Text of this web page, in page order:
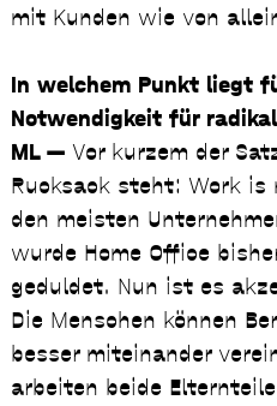
mit Kunden wie von
In welchem Punkt liegt
Notwendigkeit für
ML — Vor kurzem der
Rucksack steht: Work
den meisten
wurde Home Office
geduldet. Nun ist es
Die Menschen können
besser miteinander
arbeiten beide